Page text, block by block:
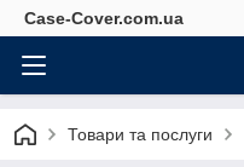
Case-Cover.com.ua
Товари та послуги